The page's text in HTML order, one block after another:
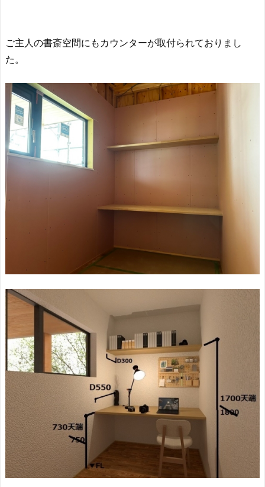
ご主人の書斎空間にもカウンターが取付られておりまし
た。